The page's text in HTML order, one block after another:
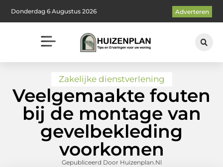
Donderdag 6 Augustus 2026 Adverteren
Zakelijke dienstverlening
Veelgemaakte fouten
bij de montage van
gevelbekleding
voorkomen
Gepubliceerd Door Huizenplan.nl